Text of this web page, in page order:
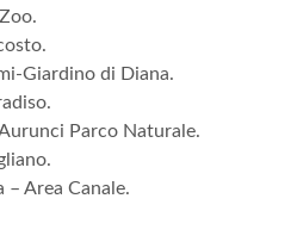
Giardino di Diana.
Parco Naturale.
– Area Canale.